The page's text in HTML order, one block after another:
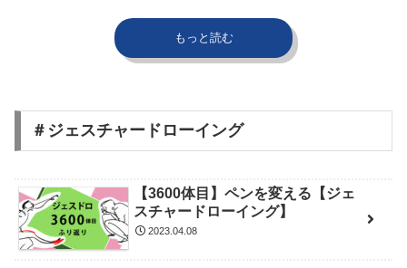
もっと読む
＃ジェスチャードローイング
【3600体目】ペンを変える【ジェ
スチャードローイング】
2023.04.08